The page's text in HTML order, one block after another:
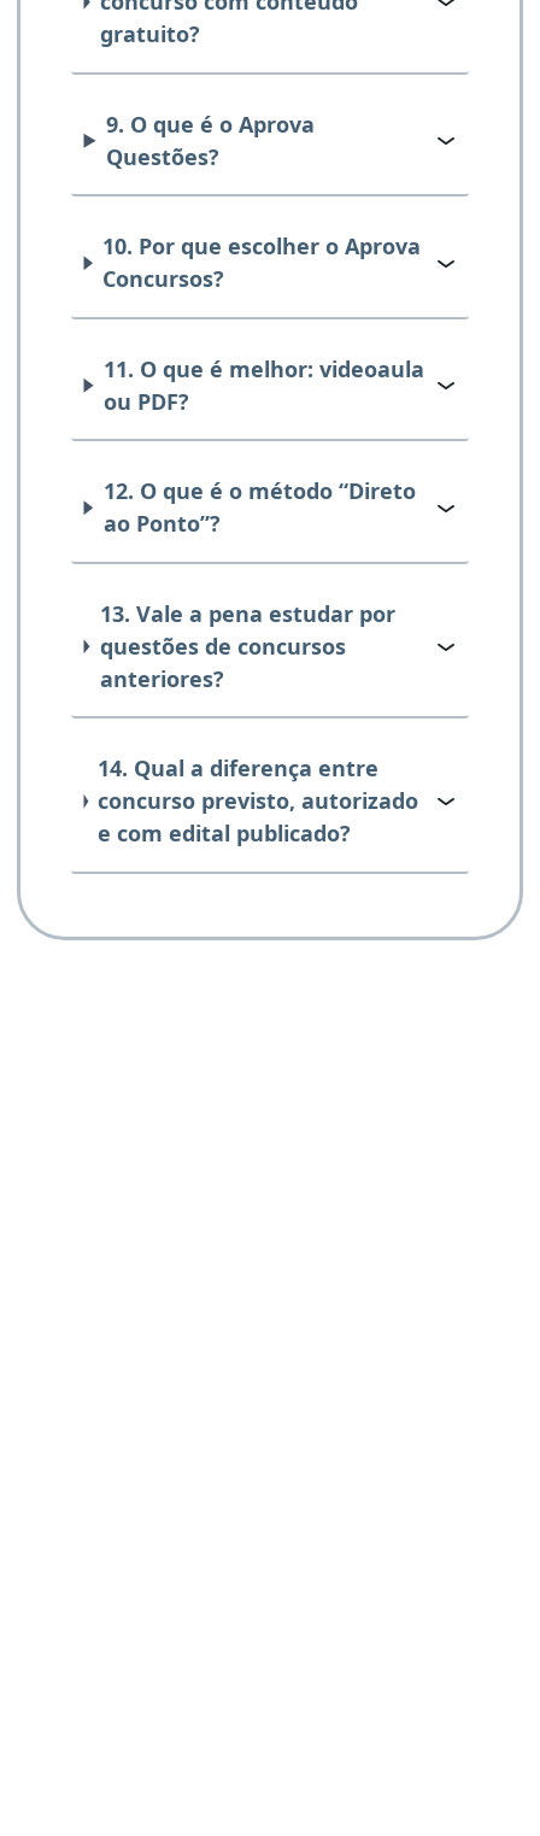
gratuito?
9. O que é o Aprova
Questões?
10. Por que escolher o Aprova
Concursos?
11. O que é melhor: videoaula
ou PDF?
12. O que é o método “Direto
ao Ponto”?
13. Vale a pena estudar por
questões de concursos
anteriores?
14. Qual a diferença entre
concurso previsto, autorizado
e com edital publicado?